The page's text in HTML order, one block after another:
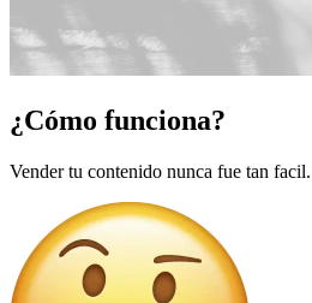
¿Cómo funciona?
Vender tu contenido nunca fue tan facil.